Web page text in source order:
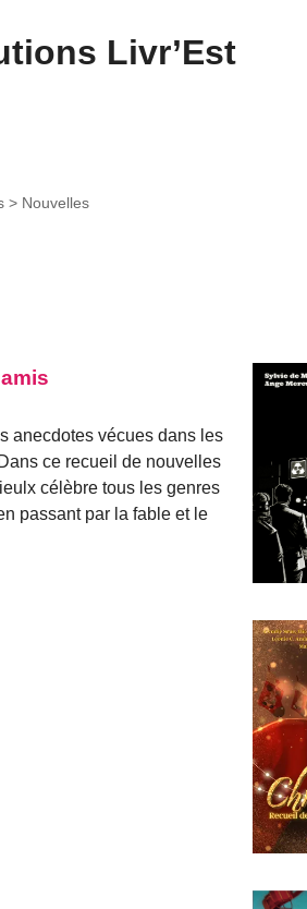
Livr’Est
> Nouvelles
anecdotes vécues dans les
ce recueil de nouvelles
célèbre tous les genres
passant par la fable et le